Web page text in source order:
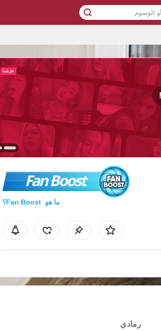
Fan Boost
ما هو Fan Boost؟
رمادي